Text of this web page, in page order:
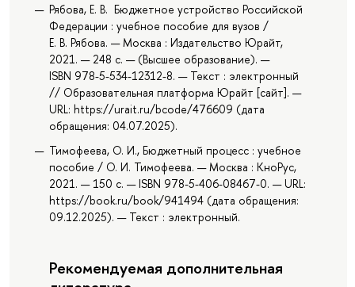
Рябова, Е. В. Бюджетное устройство Российской
Федерации : учебное пособие для вузов /
Е. В. Рябова. — Москва : Издательство Юрайт,
2021. — 248 с. — (Высшее образование). —
ISBN 978-5-534-12312-8. — Текст : электронный
// Образовательная платформа Юрайт [сайт]. —
URL: https://urait.ru/bcode/476609 (дата
обращения: 04.07.2025).
Тимофеева, О. И., Бюджетный процесс : учебное
пособие / О. И. Тимофеева. — Москва : КноРус,
2021. — 150 с. — ISBN 978-5-406-08467-0. — URL:
https://book.ru/book/941494 (дата обращения:
09.12.2025). — Текст : электронный.
Рекомендуемая дополнительная